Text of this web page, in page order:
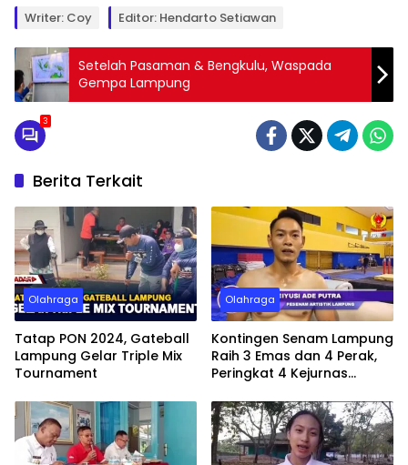
Writer: Coy Editor: Hendarto Setiawan
Setelah Pasaman & Bengkulu, Waspada
Gempa Lampung
3
Berita Terkait
Olahraga
Tatap PON 2024, Gateball
Lampung Gelar Triple Mix
Tournament
Olahraga
Kontingen Senam Lampung
Raih 3 Emas dan 4 Perak,
Peringkat 4 Kejurnas